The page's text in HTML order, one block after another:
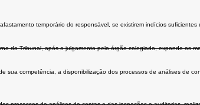
temporário do responsável, se existirem indícios
do Tribunal, após o julgamento pelo órgão colegiado, expondo os
sua competência, a disponibilização dos processos de análises de